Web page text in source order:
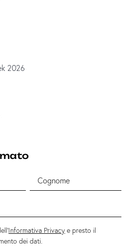
2026
Cognome
Informativa Privacy e presto il
dei dati.